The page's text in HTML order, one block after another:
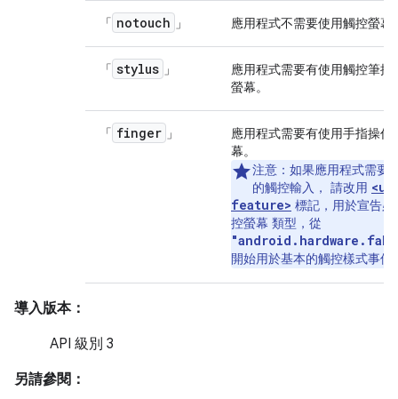
「 notouch 」 應用程式不需要使用觸控螢幕
「 stylus 」
應用程式需要有使用觸控筆操
螢幕。
「 finger 」
應用程式需要有使用手指操作
幕。
注意： 如果應用程式需要
的觸控輸入， 請改用
feature> 標記，用於宣告必
控螢幕 類型，從
開始用於基本的觸控樣式事件
導入版本：
API 級別 3
另請參閱：